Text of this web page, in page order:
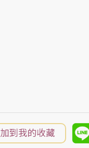
加到我的收藏